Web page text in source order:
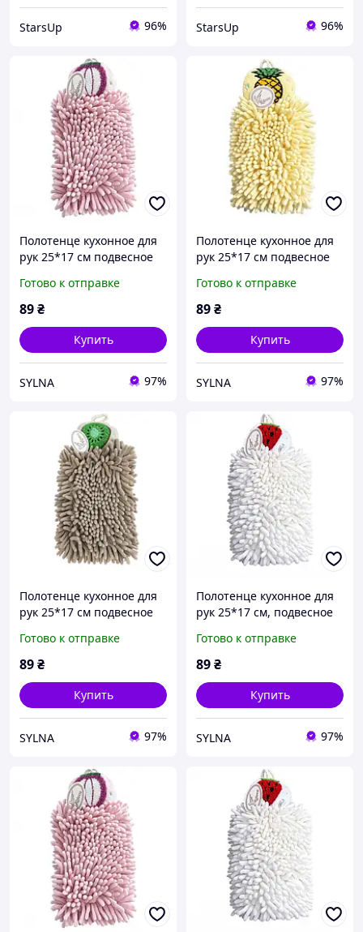
StarsUp 96% StarsUp 96%
Полотенце кухонное для
рук 25*17 см подвесное
173-19P
Готово к отправке
89₴
Купить
SYLNA 97%
Полотенце кухонное для
рук 25*17 см подвесное
173-19Y
Готово к отправке
89₴
Купить
SYLNA 97%
Полотенце кухонное для
рук 25*17 см подвесное
173-19BE
Готово к отправке
89₴
Купить
SYLNA 97%
Полотенце кухонное для
рук 25*17 см, подвесное
19W
Готово к отправке
89₴
Купить
SYLNA 97%